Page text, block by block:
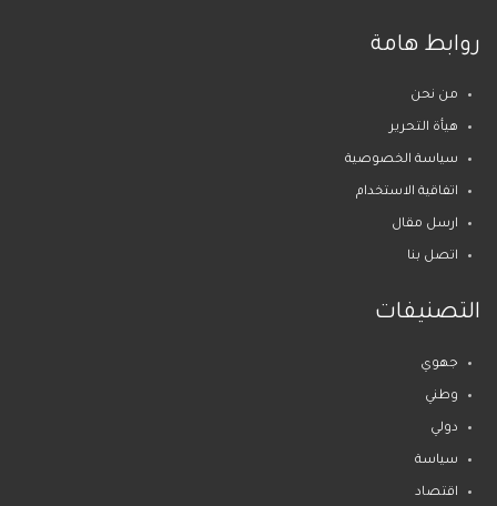
روابط هامة
من نحن
هيأة التحرير
سياسة الخصوصية
اتفاقية الاستخدام
ارسل مقال
اتصل بنا
التصنيفات
جهوي
وطني
دولي
سياسة
اقتصاد